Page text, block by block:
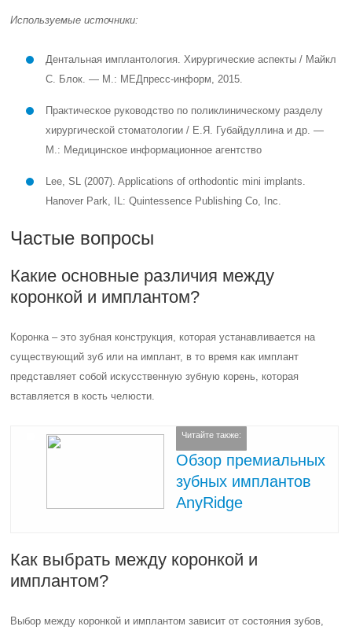
Используемые источники:
Дентальная имплантология. Хирургические аспекты / Майкл
С. Блок. — М.: МЕДпресс-информ, 2015.
Практическое руководство по поликлиническому разделу
хирургической стоматологии / Е.Я. Губайдуллина и др. —
М.: Медицинское информационное агентство
Lee, SL (2007). Applications of orthodontic mini implants.
Hanover Park, IL: Quintessence Publishing Co, Inc.
Частые вопросы
Какие основные различия между
коронкой и имплантом?
Коронка – это зубная конструкция, которая устанавливается на
существующий зуб или на имплант, в то время как имплант
представляет собой искусственную зубную корень, которая
вставляется в кость челюсти.
Читайте также:
Обзор премиальных
зубных имплантов
AnyRidge
Как выбрать между коронкой и
имплантом?
Выбор между коронкой и имплантом зависит от состояния зубов,